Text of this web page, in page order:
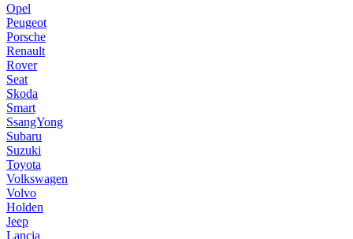
Opel
Peugeot
Porsche
Renault
Rover
Seat
Skoda
Smart
SsangYong
Subaru
Suzuki
Toyota
Volkswagen
Volvo
Holden
Jeep
Lancia